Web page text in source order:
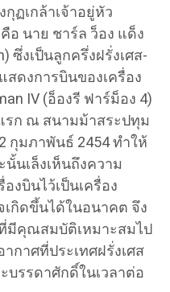
ฏเกล้าเจ้าอยู่หัว
อ นาย ชาร์ล ว็อง แด็ง
ซึ่งเป็นลูกครึ่งฝรั่งเศส-
สดงการบินของเครื่อง
IV (อ็องรี ฟาร์ม็อง 4)
รก ณ สนามม้าสระปทุม
กุมภาพันธ์ 2454 ทำให้
นเล็งเห็นถึงความ
งบินไว้เป็นเครื่อง
กิดขึ้นได้ในอนาคต จึง
มีคุณสมบัติเหมาะสมไป
กาศที่ประเทศฝรั่งเศส
รรดาศักดิ์ในเวลาต่อ